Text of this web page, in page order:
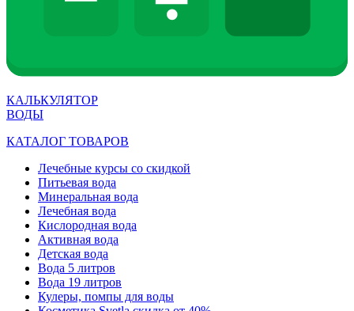
КАЛЬКУЛЯТОР
ВОДЫ
КАТАЛОГ ТОВАРОВ
Лечебные курсы со скидкой
Питьевая вода
Минеральная вода
Лечебная вода
Кислородная вода
Активная вода
Детская вода
Вода 5 литров
Вода 19 литров
Кулеры, помпы для воды